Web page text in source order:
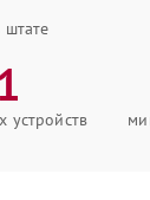
штате
устройств